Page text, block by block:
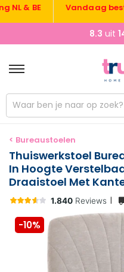
BE Vandaag
8.3 uit
< Bureaustoelen
Thuiswerkstoel
In Hoogte
Draaistoel Met
|
-10%